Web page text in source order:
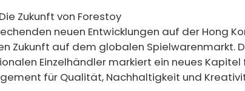
Zukunft von Forestoy
neuen Entwicklungen auf der Hong
Zukunft auf dem globalen Spielwarenmarkt.
Einzelhändler markiert ein neues
für Qualität, Nachhaltigkeit und